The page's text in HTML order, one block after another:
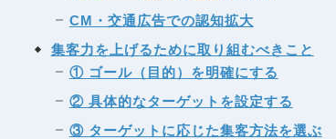
CM・交通広告での認知拡大
集客力を上げるために取り組むべきこと
① ゴール（目的）を明確にする
② 具体的なターゲットを設定する
③ ターゲットに応じた集客方法を選ぶ